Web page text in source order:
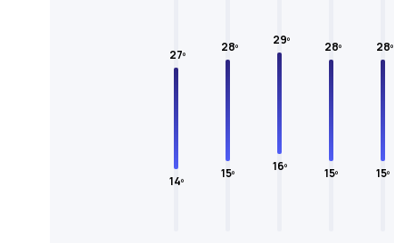
14º
27º
15º
28º
16º
29º
15º
28º
15º
28º